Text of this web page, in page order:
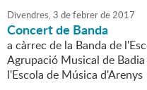
Divendres,3 defebrerde2017
Concert de Banda
a càrrec de la Banda de
Agrupació Musical de
l'Escola de Música d'Arenys